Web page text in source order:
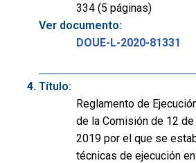
334 (5 páginas)
Ver documento:
DOUE-L-2020-81331
Título:
Reglamento de
de la Comisión de 12
2019 por el que se
técnicas de ejecución